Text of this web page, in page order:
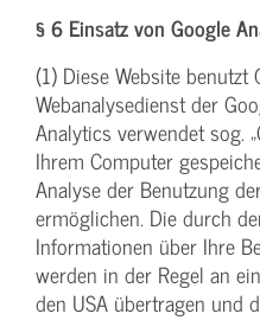
§ 6 Einsatz von Google
(1) Diese Website benutzt
Webanalysedienst der
Analytics verwendet sog.
Ihrem Computer
Analyse der Benutzung
ermöglichen. Die durch
Informationen über Ihre
werden in der Regel an
den USA übertragen und